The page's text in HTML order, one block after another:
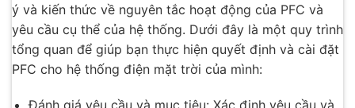
ý và kiến thức về nguyên tắc hoạt động của PFC và
yêu cầu cụ thể của hệ thống. Dưới đây là một quy trình
tổng quan để giúp bạn thực hiện quyết định và cài đặt
PFC cho hệ thống điện mặt trời của mình: